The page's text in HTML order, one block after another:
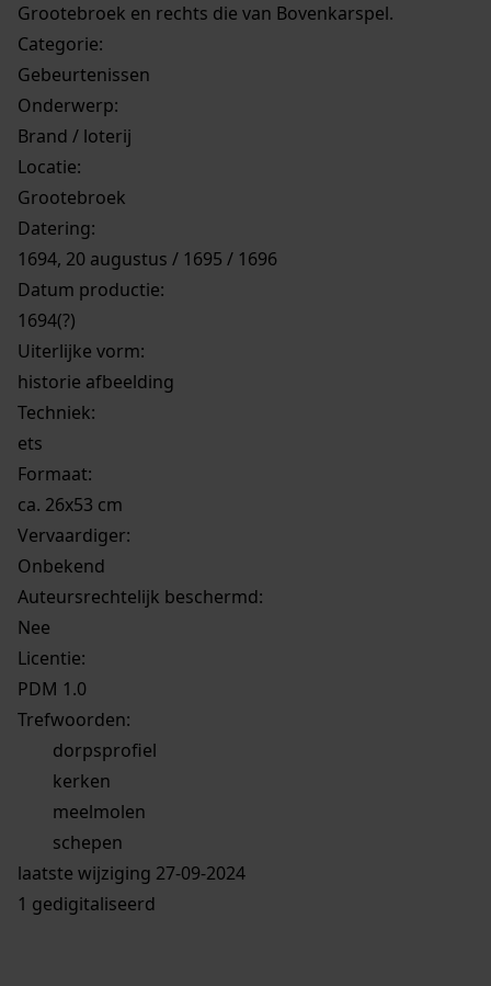
Grootebroek en rechts die van Bovenkarspel.
Categorie:
Gebeurtenissen
Onderwerp:
Brand / loterij
Locatie:
Grootebroek
Datering:
1694, 20 augustus / 1695 / 1696
Datum productie:
1694(?)
Uiterlijke vorm:
historie afbeelding
Techniek:
ets
Formaat:
ca. 26x53 cm
Vervaardiger:
Onbekend
Auteursrechtelijk beschermd:
Nee
Licentie:
PDM 1.0
Trefwoorden:
dorpsprofiel
kerken
meelmolen
schepen
laatste wijziging 27-09-2024
1 gedigitaliseerd